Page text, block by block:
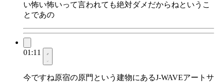
い怖い怖いって言われても絶対ダメだからねというこ
とであの
01:11
今ですね原宿の原門という建物にあるJ-WAVEアートサ